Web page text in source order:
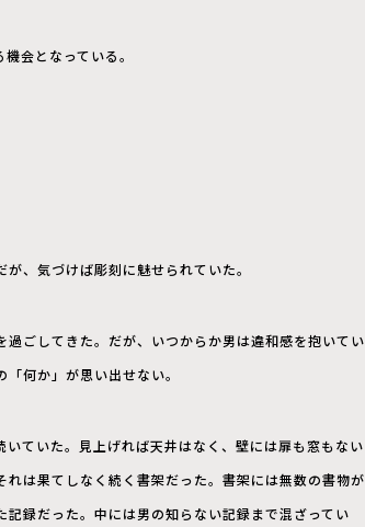
会となっている。
、気づけば彫刻に魅せられていた。
ごしてきた。だが、いつからか男は違和感を抱いてい
何か」が思い出せない。
ていた。見上げれば天井はなく、壁には扉も窓もない
は果てしなく続く書架だった。書架には無数の書物が
録だった。中には男の知らない記録まで混ざってい